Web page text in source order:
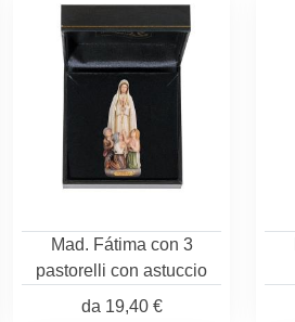
Mad. Fátima con 3
pastorelli con astuccio
da 19,40 €